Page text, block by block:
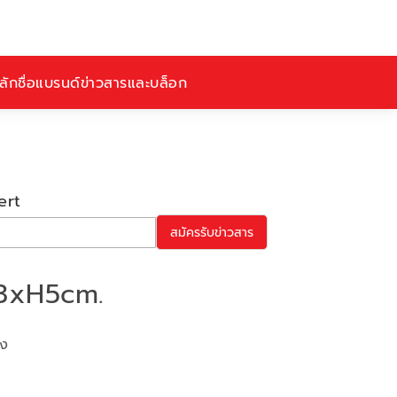
กชื่อแบรนด์ข่าวสารและบล็อก
สมัครรับข่าวสาร